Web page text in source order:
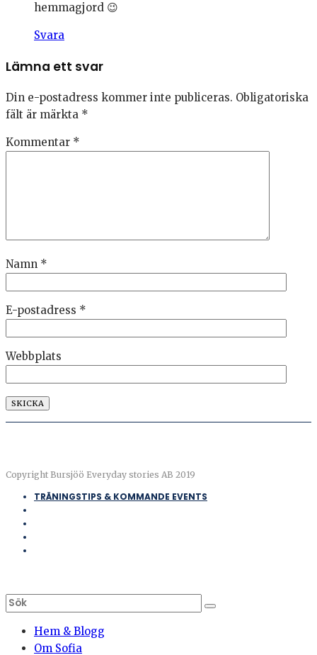
hemmagjord 😉
Svara
Lämna ett svar
Din e-postadress kommer inte publiceras. Obligatoriska
fält är märkta *
Kommentar *
Namn *
E-postadress *
Webbplats
Copyright Bursjöö Everyday stories AB 2019
TRÄNINGSTIPS & KOMMANDE EVENTS
Hem & Blogg
Om Sofia